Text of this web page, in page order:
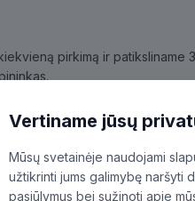
pirkimą ir
Vertiname jūsų
Mūsų svetainėje naudojami
užtikrinti jums galimybę naršyti
pasiūlymus bei sužinoti apie